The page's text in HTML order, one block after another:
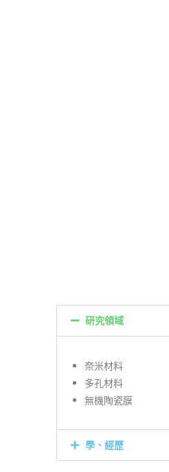
研究領域
奈米材料
多孔材料
無機陶瓷膜
學、經歷